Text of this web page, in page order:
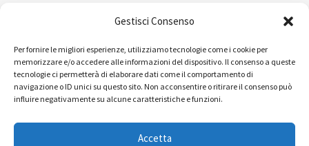
Gestisci Consenso
Per fornire le migliori esperienze, utilizziamo tecnologie come i cookie per
memorizzare e/o accedere alle informazioni del dispositivo. Il consenso a queste
tecnologie ci permetterà di elaborare dati come il comportamento di
navigazione o ID unici su questo sito. Non acconsentire o ritirare il consenso può
influire negativamente su alcune caratteristiche e funzioni.
Accetta
Formazione Politica
Eventi